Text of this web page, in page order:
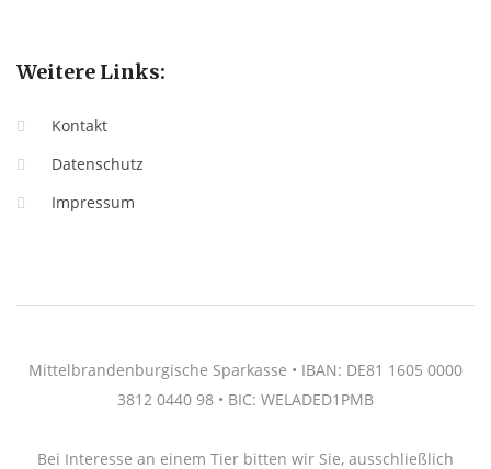
Weitere Links:
Kontakt
Datenschutz
Impressum
Mittelbrandenburgische Sparkasse • IBAN: DE81 1605 0000
3812 0440 98 • BIC: WELADED1PMB
Bei Interesse an einem Tier bitten wir Sie, ausschließlich